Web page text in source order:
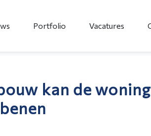
Portfolio Vacatures
kan de